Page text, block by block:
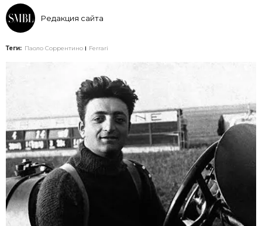
Редакция сайта
Теги: Паоло Соррентино Ferrari